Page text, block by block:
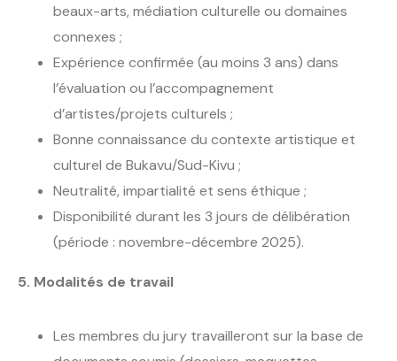
beaux-arts, médiation culturelle ou domaines
connexes ;
Expérience confirmée (au moins 3 ans) dans
l’évaluation ou l’accompagnement
d’artistes/projets culturels ;
Bonne connaissance du contexte artistique et
culturel de Bukavu/Sud-Kivu ;
Neutralité, impartialité et sens éthique ;
Disponibilité durant les 3 jours de délibération
(période : novembre-décembre 2025).
5. Modalités de travail
Les membres du jury travailleront sur la base de